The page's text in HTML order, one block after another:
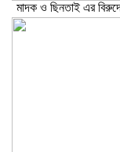
মাদক ও ছিনতাই এর